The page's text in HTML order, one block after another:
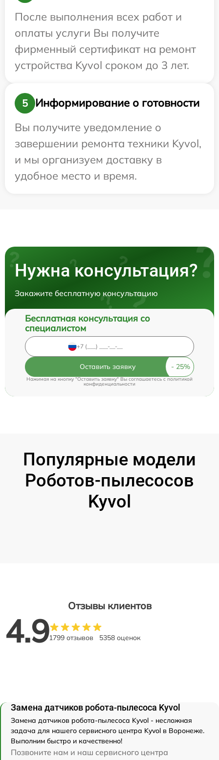
После выполнения всех работ и
оплаты услуги Вы получите
фирменный сертификат на ремонт
устройства Kyvol сроком до 3 лет.
5
Информирование о готовности
Вы получите уведомление о
завершении ремонта техники Kyvol,
и мы организуем доставку в
удобное место и время.
Нужна консультация?
Закажите бесплатную консультацию
Бесплатная консультация со
специалистом
Оставить заявку
Нажимая на кнопку "Оставить заявку" Вы соглашаетесь cполитикой
конфиденциальности
Популярные модели
Роботов-пылесосов
Kyvol
Отзывы клиентов
4.91799 отзывов 5358 оценок
Замена датчиков робота-пылесоса Kyvol
Замена датчиков робота-пылесоса Kyvol - несложная
задача для нашего сервисного центра Kyvol в Воронеже.
Выполним быстро и качественно!
Позвоните нам и наш сервисного центра